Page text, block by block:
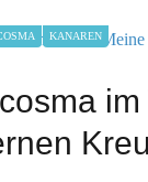
KANAREN